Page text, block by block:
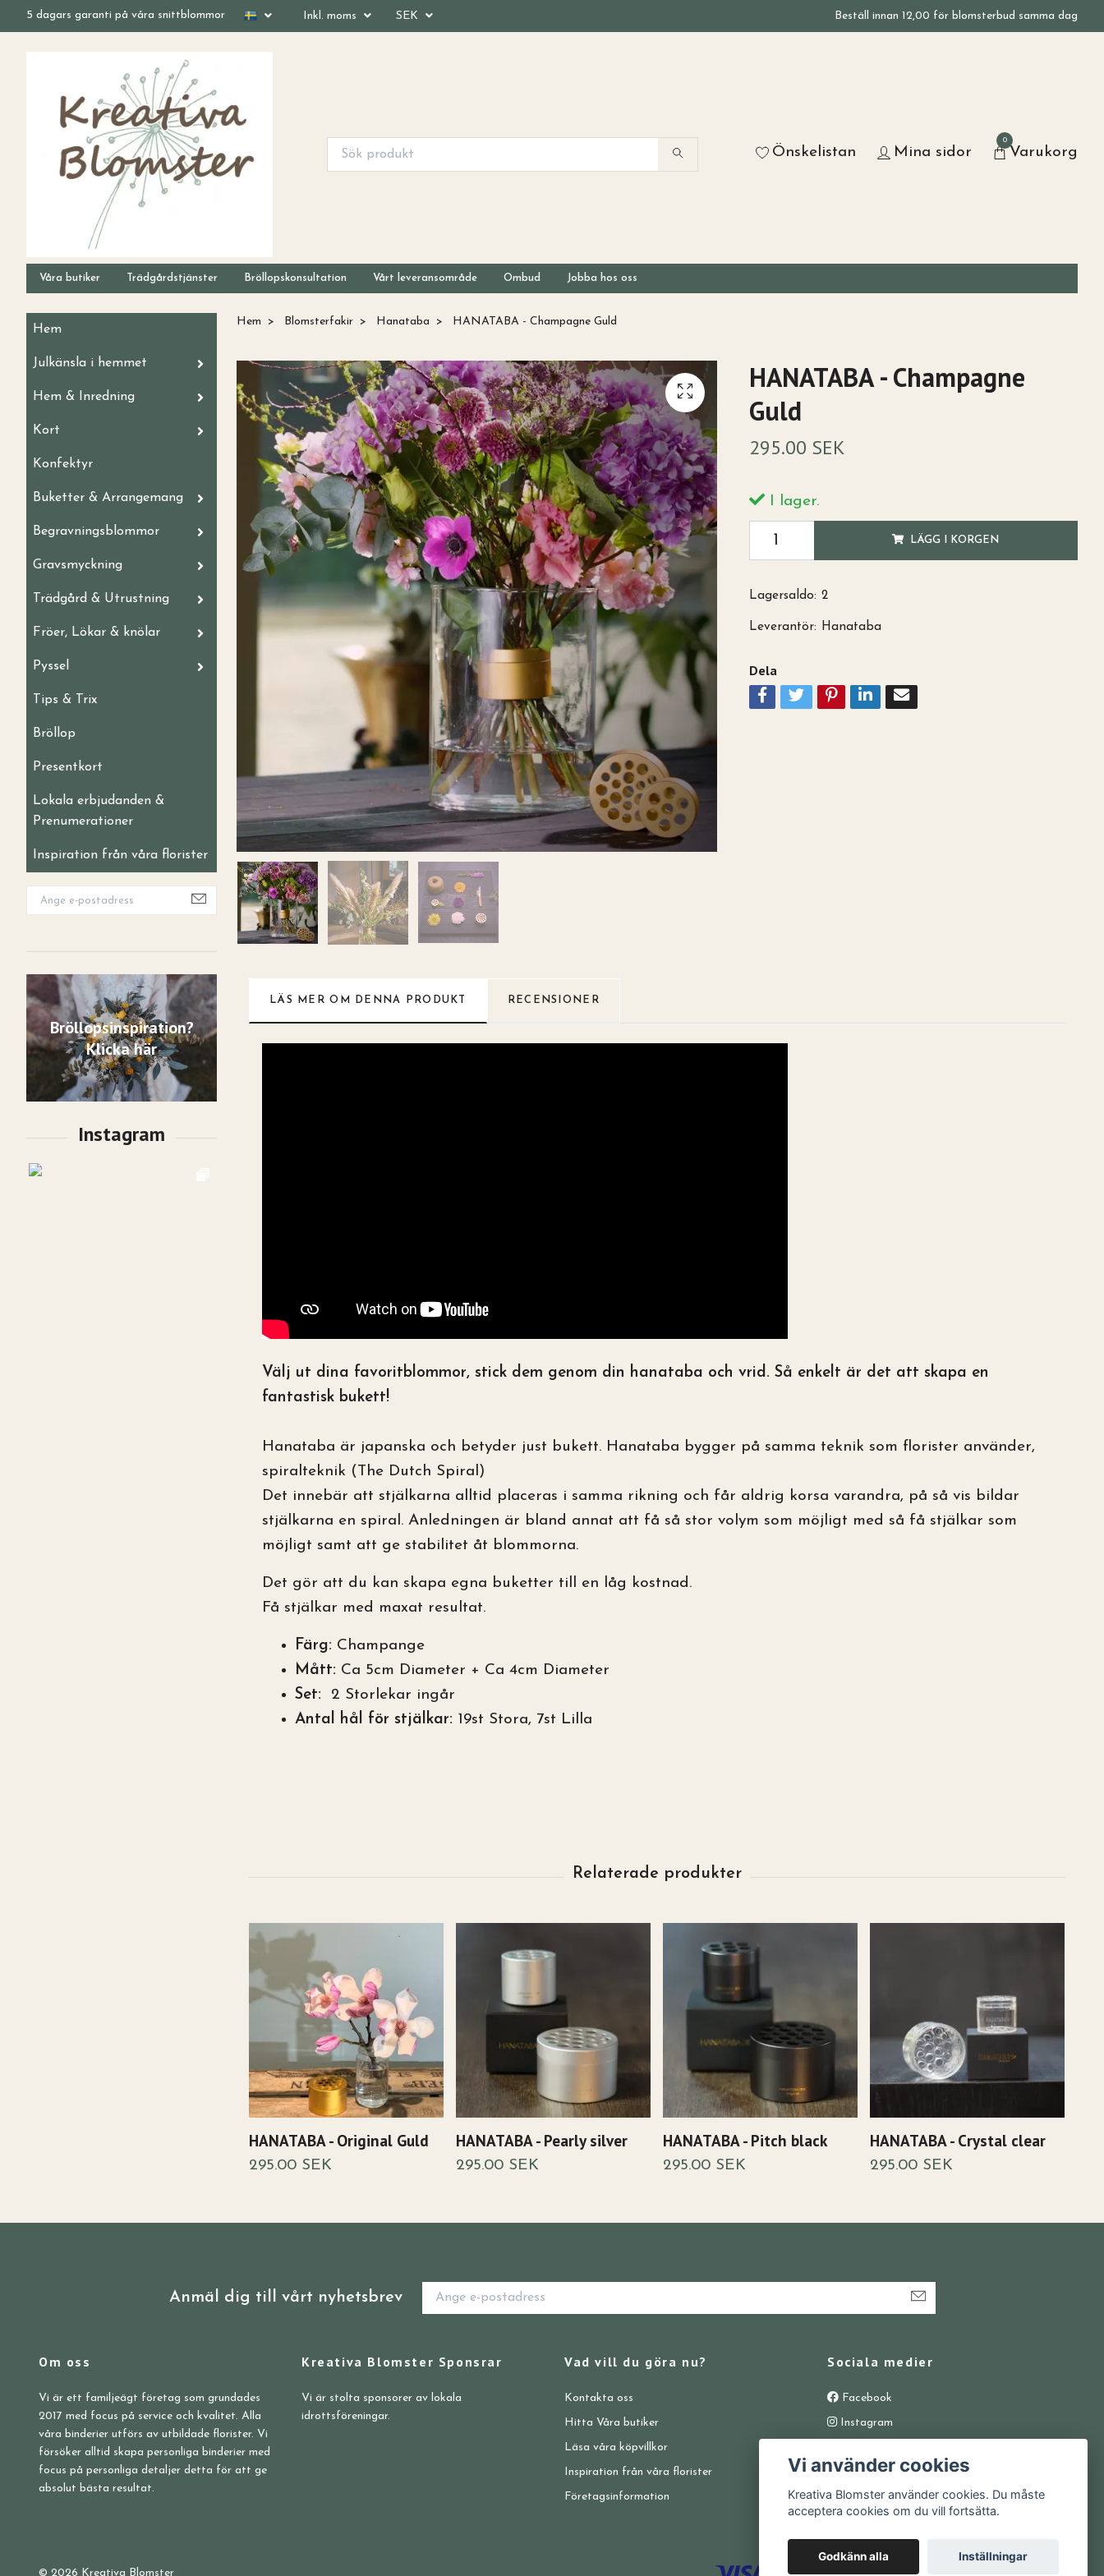
5 dagars garanti på våra snittblommor Inkl. moms SEK Beställ innan 12,00 för blomsterbud samma dag
Önskelistan Mina sidor
0
Varukorg
Våra butiker Trädgårdstjänster Bröllopskonsultation Vårt leveransområde Ombud Jobba hos oss
Hem
Julkänsla i hemmet
Hem & Inredning
Kort
Konfektyr
Buketter & Arrangemang
Begravningsblommor
Gravsmyckning
Trädgård & Utrustning
Fröer, Lökar & knölar
Pyssel
Tips & Trix
Bröllop
Presentkort
Lokala erbjudanden &
Prenumerationer
Inspiration från våra florister
Bröllopsinspiration?
Klicka här
Hem Blomsterfakir Hanataba HANATABA - Champagne Guld
HANATABA - Champagne
Guld
295.00 SEK
I lager.
LÄGG I KORGEN
Lagersaldo: 2
Leverantör: Hanataba
Dela
LÄS MER OM DENNA PRODUKT RECENSIONER
Välj ut dina favoritblommor, stick dem genom din hanataba och vrid. Så enkelt är det att skapa en
fantastisk bukett!
Hanataba är japanska och betyder just bukett. Hanataba bygger på samma teknik som florister använder,
spiralteknik (The Dutch Spiral)
Det innebär att stjälkarna alltid placeras i samma rikning och får aldrig korsa varandra, på så vis bildar
stjälkarna en spiral. Anledningen är bland annat att få så stor volym som möjligt med så få stjälkar som
möjligt samt att ge stabilitet åt blommorna.
Det gör att du kan skapa egna buketter till en låg kostnad.
Få stjälkar med maxat resultat.
Färg: Champange
Mått: Ca 5cm Diameter + Ca 4cm Diameter
Set: 2 Storlekar ingår
Antal hål för stjälkar: 19st Stora, 7st Lilla
HANATABA - Original Guld
295.00 SEK
HANATABA - Pearly silver
295.00 SEK
HANATABA - Pitch black
295.00 SEK
HANATABA - Crystal clear
295.00 SEK
Anmäl dig till vårt nyhetsbrev
Om oss
Vi är ett familjeägt företag som grundades
2017 med focus på service och kvalitet. Alla
våra binderier utförs av utbildade florister. Vi
försöker alltid skapa personliga binderier med
focus på personliga detaljer detta för att ge
absolut bästa resultat.
Kreativa Blomster Sponsrar
Vi är stolta sponsorer av lokala
idrottsföreningar.
Vad vill du göra nu?
Kontakta oss
Hitta Våra butiker
Läsa våra köpvillkor
Inspiration från våra florister
Företagsinformation
Sociala medier
Facebook
Instagram
© 2026 Kreativa Blomster
Vi använder cookies
Kreativa Blomster använder cookies. Du måste
acceptera cookies om du vill fortsätta.
Godkänn alla Inställningar